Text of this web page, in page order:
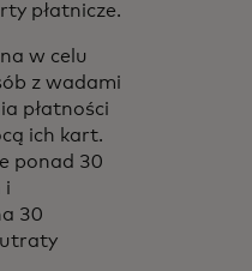
płatnicze.
w celu
z wadami
płatności
ich kart.
ponad 30
i
30
utraty